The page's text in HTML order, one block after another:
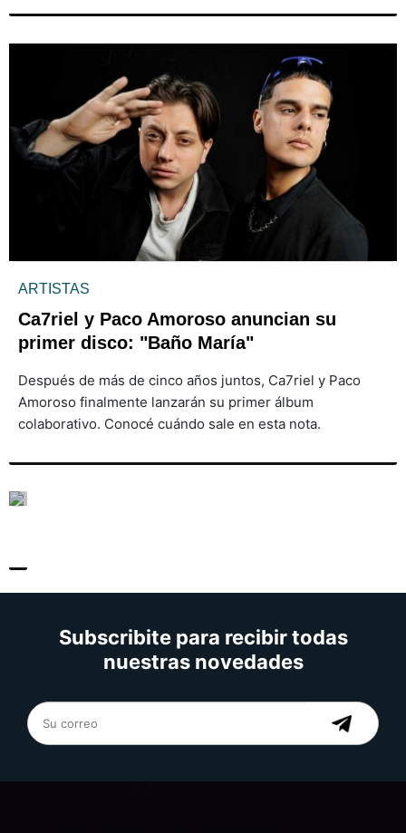
ARTISTAS
Ca7riel y Paco Amoroso anuncian su
primer disco: "Baño María"
Después de más de cinco años juntos, Ca7riel y Paco
Amoroso finalmente lanzarán su primer álbum
colaborativo. Conocé cuándo sale en esta nota.
Subscribite para recibir todas
nuestras novedades